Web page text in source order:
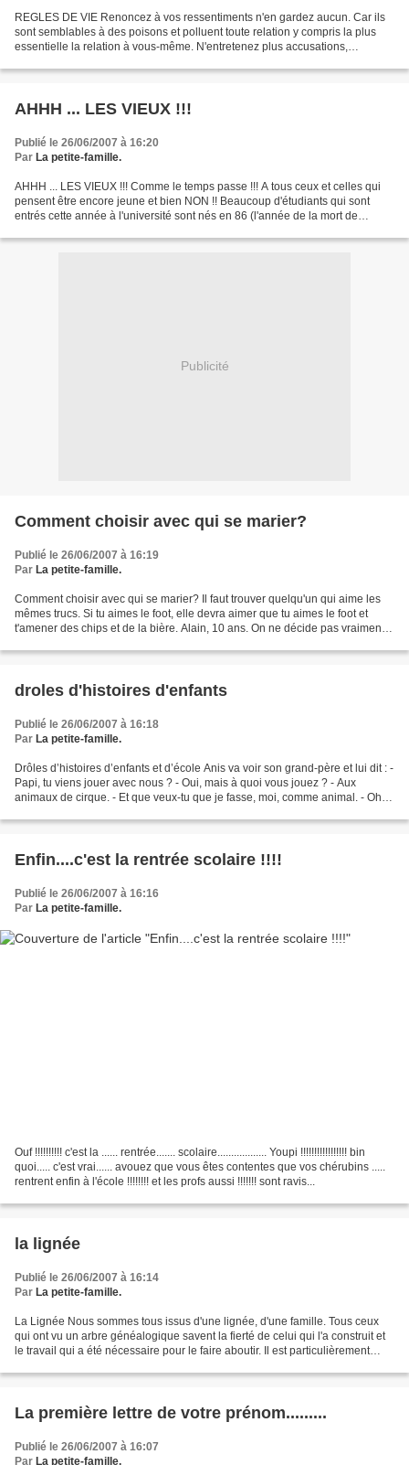
REGLES DE VIE Renoncez à vos ressentiments n'en gardez aucun. Car ils
sont semblables à des poisons et polluent toute relation y compris la plus
essentielle la relation à vous-même. N'entretenez plus accusations,
AHHH ... LES VIEUX !!!
Publié le 26/06/2007 à 16:20
Par La petite-famille.
AHHH ... LES VIEUX !!! Comme le temps passe !!! A tous ceux et celles qui
pensent être encore jeune et bien NON !! Beaucoup d'étudiants qui sont
entrés cette année à l'université sont nés en 86 (l'année de la mort de
Publicité
Comment choisir avec qui se marier?
Publié le 26/06/2007 à 16:19
Par La petite-famille.
Comment choisir avec qui se marier? Il faut trouver quelqu'un qui aime les
mêmes trucs. Si tu aimes le foot, elle devra aimer que tu aimes le foot et
t'amener des chips et de la bière. Alain, 10 ans. On ne décide pas vraiment
droles d'histoires d'enfants
Publié le 26/06/2007 à 16:18
Par La petite-famille.
Drôles d’histoires d’enfants et d’école Anis va voir son grand-père et lui dit : -
Papi, tu viens jouer avec nous ? - Oui, mais à quoi vous jouez ? - Aux
animaux de cirque. - Et que veux-tu que je fasse, moi, comme animal. - Oh,
Enfin....c'est la rentrée scolaire !!!!
Publié le 26/06/2007 à 16:16
Par La petite-famille.
Ouf !!!!!!!!!! c'est la ...... rentrée....... scolaire.................. Youpi !!!!!!!!!!!!!!!!! bin
quoi..... c'est vrai...... avouez que vous êtes contentes que vos chérubins .....
rentrent enfin à l'école !!!!!!!! et les profs aussi !!!!!!! sont ravis...
la lignée
Publié le 26/06/2007 à 16:14
Par La petite-famille.
La Lignée Nous sommes tous issus d'une lignée, d'une famille. Tous ceux
qui ont vu un arbre généalogique savent la fierté de celui qui l'a construit et
le travail qui a été nécessaire pour le faire aboutir. Il est particulièrement
La première lettre de votre prénom.........
Publié le 26/06/2007 à 16:07
Par La petite-famille.